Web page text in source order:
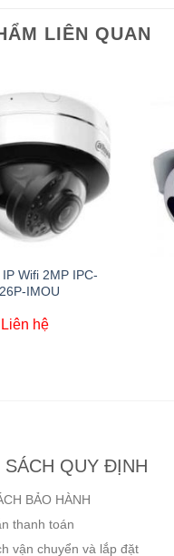
LIÊN QUAN
Wifi 2MP IPC-
IMOU
Liên hệ
SÁCH QUY ĐỊNH
BẢO HÀNH
thanh toán
vận chuyển và lắp đặt